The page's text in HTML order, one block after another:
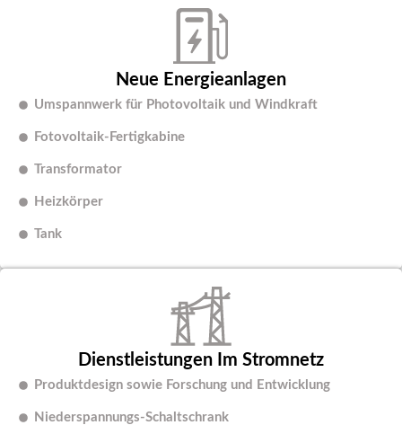
Neue Energieanlagen
Umspannwerk für Photovoltaik und Windkraft
Fotovoltaik-Fertigkabine
Transformator
Heizkörper
Tank
Dienstleistungen Im Stromnetz
Produktdesign sowie Forschung und Entwicklung
Niederspannungs-Schaltschrank